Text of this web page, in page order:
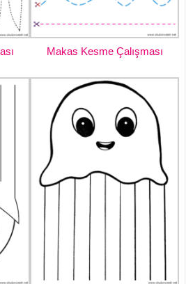
Makas Kesme Çalışması